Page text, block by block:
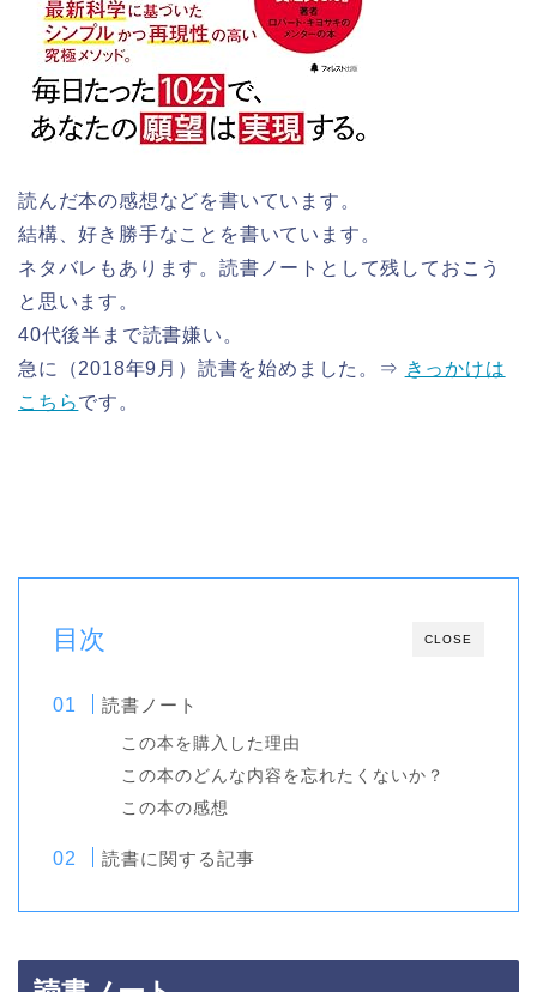
読んだ本の感想などを書いています。
結構、好き勝手なことを書いています。
ネタバレもあります。読書ノートとして残しておこう
と思います。
40代後半まで読書嫌い。
急に（2018年9月）読書を始めました。⇒ きっかけは
こちらです。
CLOSE
目次
読書ノート
この本を購入した理由
この本のどんな内容を忘れたくないか？
この本の感想
読書に関する記事